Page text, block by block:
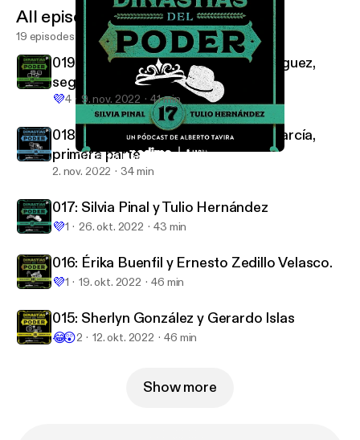
017: Silvia Pinal y Tulio Hernández
Dinastías del Poder
All episodes
19 episodes
019: Samuel García y Mariana Rodríguez,
segunda parte
💜4 9. nov. 2022 41 min
018: Mariana Rodríguez y Samuel García,
primera parte
2. nov. 2022 34 min
017: Silvia Pinal y Tulio Hernández
💜1 26. okt. 2022 43 min
016: Érika Buenfil y Ernesto Zedillo Velasco.
💜1 19. okt. 2022 46 min
015: Sherlyn González y Gerardo Islas
😂😲2 12. okt. 2022 46 min
Show more